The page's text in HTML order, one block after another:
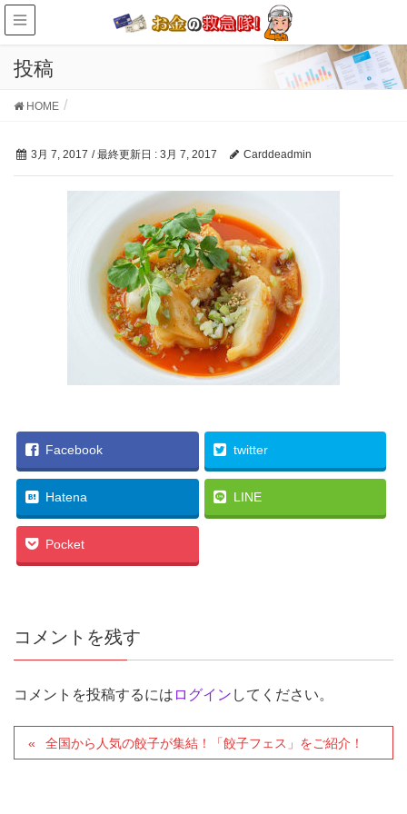
投稿
HOME
3月 7, 2017 / 最終更新日 : 3月 7, 2017 Carddeadmin
Facebook twitter
Hatena LINE
Pocket
コメントを残す
コメントを投稿するには ログイン してください。
全国から人気の餃子が集結！「餃子フェス」をご紹介！